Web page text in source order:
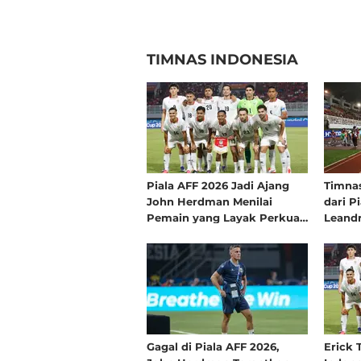
TIMNAS INDONESIA
Piala AFF 2026 Jadi Ajang
John Herdman Menilai
Pemain yang Layak Perkuat
ASEAN Cup 2026
dari
Gagal di Piala AFF 2026,
Erick